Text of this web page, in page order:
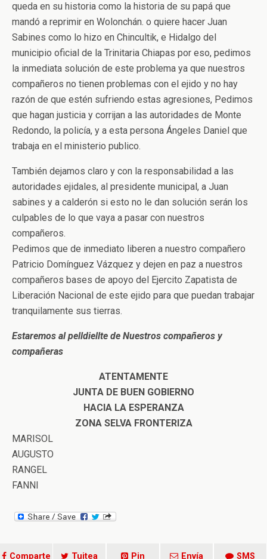
queda en su historia como la historia de su papá que
mandó a reprimir en Wolonchán. o quiere hacer Juan
Sabines como lo hizo en Chincultik, e Hidalgo del
municipio oficial de la Trinitaria Chiapas por eso, pedimos
la inmediata solución de este problema ya que nuestros
compañeros no tienen problemas con el ejido y no hay
razón de que estén sufriendo estas agresiones, Pedimos
que hagan justicia y corrijan a las autoridades de Monte
Redondo, la policía, y a esta persona Ángeles Daniel que
trabaja en el ministerio publico.
También dejamos claro y con la responsabilidad a las
autoridades ejidales, al presidente municipal, a Juan
sabines y a calderón si esto no le dan solución serán los
culpables de lo que vaya a pasar con nuestros
compañeros.
Pedimos que de inmediato liberen a nuestro compañero
Patricio Domínguez Vázquez y dejen en paz a nuestros
compañeros bases de apoyo del Ejercito Zapatista de
Liberación Nacional de este ejido para que puedan trabajar
tranquilamente sus tierras.
Estaremos al pelldiellte de Nuestros compañeros y
compañeras
ATENTAMENTE
JUNTA DE BUEN GOBIERNO
HACIA LA ESPERANZA
ZONA SELVA FRONTERIZA
MARISOL
AUGUSTO
RANGEL
FANNI
Comparte Tuitea Pin Envía SMS